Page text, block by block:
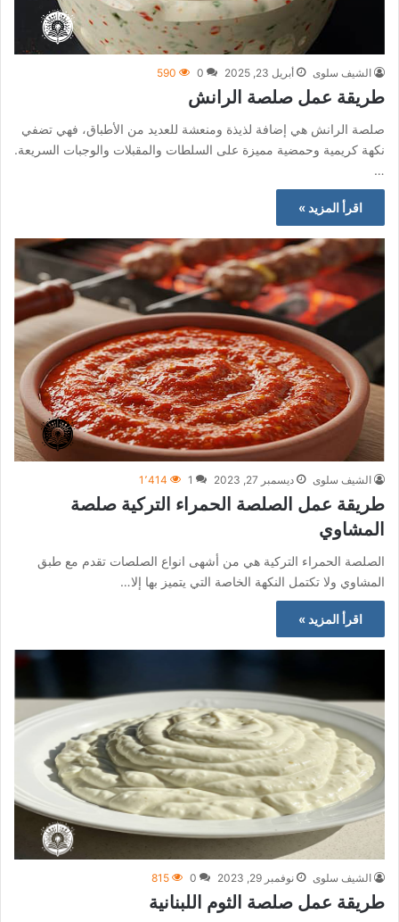
الشيف سلوى أبريل 23, 2025 0
590
طريقة عمل صلصة الرانش
صلصة الرانش هي إضافة لذيذة ومنعشة للعديد من الأطباق، فهي تضفي
نكهة كريمية وحمضية مميزة على السلطات والمقبلات والوجبات السريعة.
…
اقرأ المزيد »
الشيف سلوى ديسمبر 27, 2023 1 1٬414
طريقة عمل الصلصة الحمراء التركية صلصة
المشاوي
الصلصة الحمراء التركية هي من أشهى انواع الصلصات تقدم مع طبق
المشاوي ولا تكتمل النكهة الخاصة التي يتميز بها إلا…
اقرأ المزيد »
الشيف سلوى نوفمبر 29, 2023 0
815
طريقة عمل صلصة الثوم اللبنانية